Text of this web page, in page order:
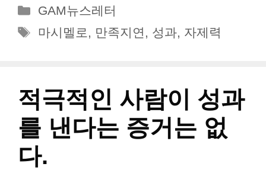
카
테
GAM뉴스레터
태
마시멜로 , 만족지연 , 성과, 자제력
적극적인 사람이 성과
를 낸다는 증거는 없
다.